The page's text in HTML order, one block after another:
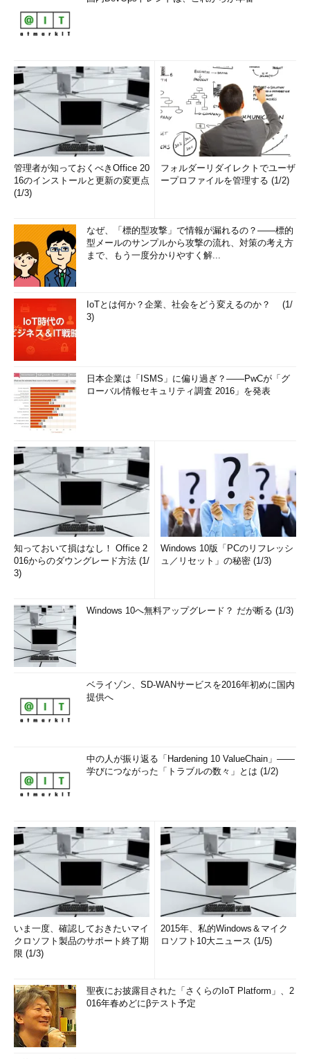
管理者が知っておくべきOffice 20
16のインストールと更新の変更点
(1/3)
フォルダーリダイレクトでユーザ
ープロファイルを管理する (1/2)
なぜ、「標的型攻撃」で情報が漏れるの？――標的
型メールのサンプルから攻撃の流れ、対策の考え方
まで、もう一度分かりやすく解...
IoTとは何か？企業、社会をどう変えるのか？ (1/
3)
日本企業は「ISMS」に偏り過ぎ？――PwCが「グ
ローバル情報セキュリティ調査 2016」を発表
知っておいて損はなし！ Office 2
016からのダウングレード方法 (1/
3)
Windows 10版「PCのリフレッシ
ュ／リセット」の秘密 (1/3)
Windows 10へ無料アップグレード？ だが断る (1/3)
ベライゾン、SD-WANサービスを2016年初めに国内
提供へ
中の人が振り返る「Hardening 10 ValueChain」――
学びにつながった「トラブルの数々」とは (1/2)
いま一度、確認しておきたいマイ
クロソフト製品のサポート終了期
限 (1/3)
2015年、私的Windows＆マイク
ロソフト10大ニュース (1/5)
聖夜にお披露目された「さくらのIoT Platform」、2
016年春めどにβテスト予定